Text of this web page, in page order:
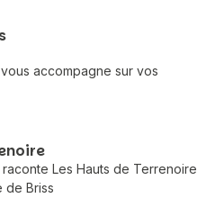
accompagne sur vos
Les Hauts de Terrenoire
de Briss